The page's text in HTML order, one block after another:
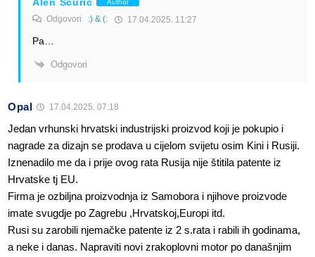
Author
Odgovori :) & (: 17.04.2025. 11:27
Pa…
Odgovori
Opal 17.04.2025. 07:18
Jedan vrhunski hrvatski industrijski proizvod koji je pokupio i
nagrade za dizajn se prodava u cijelom svijetu osim Kini i Rusiji.
Iznenadilo me da i prije ovog rata Rusija nije štitila patente iz
Hrvatske tj EU.
Firma je ozbiljna proizvodnja iz Samobora i njihove proizvode
imate svugdje po Zagrebu ,Hrvatskoj,Europi itd.
Rusi su zarobili njemačke patente iz 2 s.rata i rabili ih godinama,
a neke i danas. Napraviti novi zrakoplovni motor po današnjim